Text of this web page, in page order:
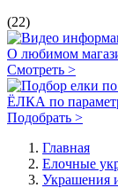
(22)
О любимом
Смотреть >
ЁЛКА по
Подобрать >
Главная
Елочные
Украшения